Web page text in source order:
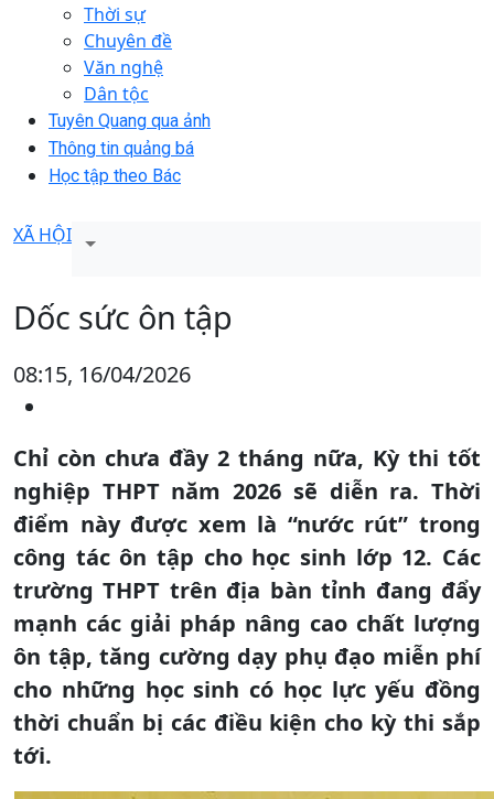
Thời sự
Chuyên đề
Văn nghệ
Dân tộc
Tuyên Quang qua ảnh
Thông tin quảng bá
Học tập theo Bác
XÃ HỘI
Dốc sức ôn tập
08:15, 16/04/2026
Chỉ còn chưa đầy 2 tháng nữa, Kỳ thi tốt
nghiệp THPT năm 2026 sẽ diễn ra. Thời
điểm này được xem là “nước rút” trong
công tác ôn tập cho học sinh lớp 12. Các
trường THPT trên địa bàn tỉnh đang đẩy
mạnh các giải pháp nâng cao chất lượng
ôn tập, tăng cường dạy phụ đạo miễn phí
cho những học sinh có học lực yếu đồng
thời chuẩn bị các điều kiện cho kỳ thi sắp
tới.